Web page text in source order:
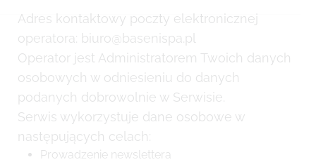
Adres kontaktowy poczty elektronicznej
operatora: biuro@basenispa.pl
Operator jest Administratorem Twoich danych
osobowych w odniesieniu do danych
podanych dobrowolnie w Serwisie.
Serwis wykorzystuje dane osobowe w
następujących celach:
Prowadzenie newslettera